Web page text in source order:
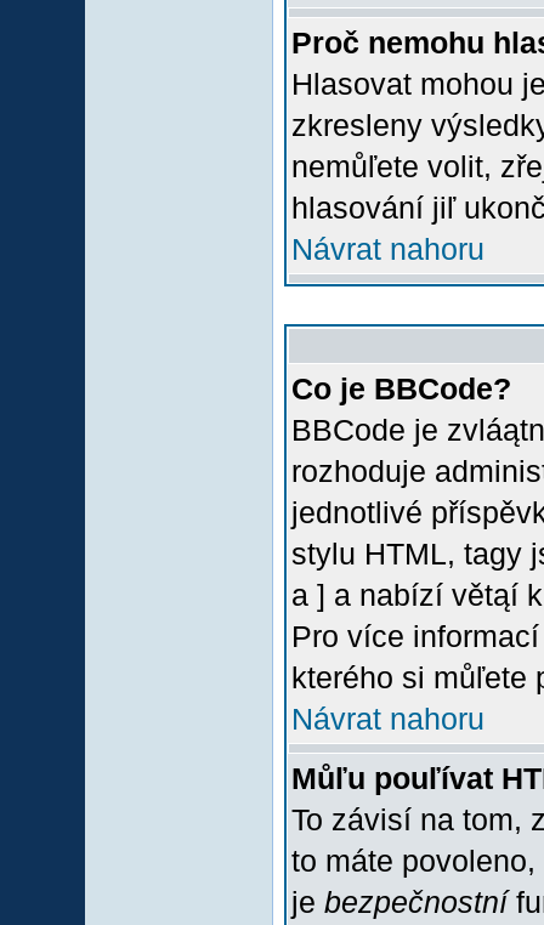
Proč nemohu
Hlasovat mohou
zkresleny
nemůľete volit,
hlasování jiľ
Návrat nahoru
Co je BBCode?
BBCode je
rozhoduje
jednotlivé
stylu HTML, tagy
a ] a nabízí větąí
Pro více
kterého si můľete
Návrat nahoru
Můľu pouľívat
To závisí na tom,
to máte
je bezpečnostní